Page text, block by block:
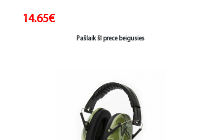
14.65€
Pašlaik šī prece beigusies